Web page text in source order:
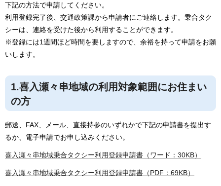
下記の方法で申請してください。
利用登録完了後、交通政策課から申請者にご連絡します。乗合タク
シーは、連絡を受けた後から利用することができます。
※登録には1週間ほど時間を要しますので、余裕を持って申請をお願
いします。
1.喜入瀬々串地域の利用対象範囲にお住まい
の方
郵送、FAX、メール、直接持参のいずれかで下記の申請書を提出す
るか、電子申請でお申し込みください。
喜入瀬々串地域乗合タクシー利用登録申請書（ワード：30KB）
喜入瀬々串地域乗合タクシー利用登録申請書（PDF：69KB）